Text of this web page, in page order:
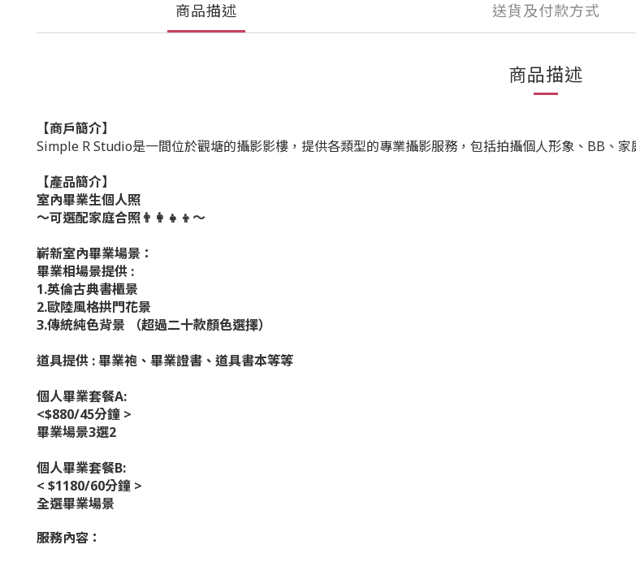
商品描述 送貨及付款方式
商品描述
【商戶簡介】
Simple R Studio是一間位於觀塘的攝影影樓，提供各類型的專業攝影服務，包括拍攝個人形象、BB、家
【產品簡介】
室內畢業生個人照
～可選配家庭合照👨‍👩‍👧‍👦～
嶄新室內畢業場景：
畢業相場景提供 :
1.英倫古典書櫃景
2.歐陸風格拱門花景
3.傳統純色背景 （超過二十款顏色選擇）
道具提供 : 畢業袍、畢業證書、道具書本等等
個人畢業套餐A:
<$880/45分鐘 >
畢業場景3選2
個人畢業套餐B:
< $1180/60分鐘 >
全選畢業場景
服務內容：